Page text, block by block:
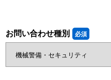
お問い合わせ種別 必須